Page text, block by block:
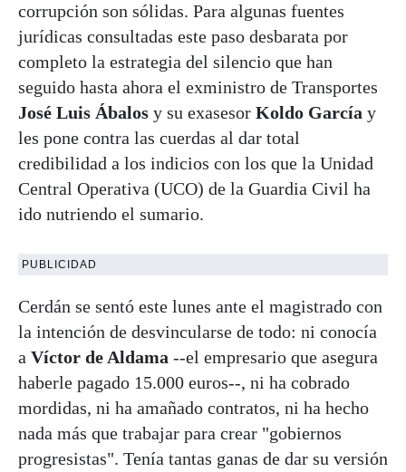
corrupción son sólidas. Para algunas fuentes
jurídicas consultadas este paso desbarata por
completo la estrategia del silencio que han
seguido hasta ahora el exministro de Transportes
José Luis Ábalos y su exasesor Koldo García y
les pone contra las cuerdas al dar total
credibilidad a los indicios con los que la Unidad
Central Operativa (UCO) de la Guardia Civil ha
ido nutriendo el sumario.
PUBLICIDAD
Cerdán se sentó este lunes ante el magistrado con
la intención de desvincularse de todo: ni conocía
a Víctor de Aldama --el empresario que asegura
haberle pagado 15.000 euros--, ni ha cobrado
mordidas, ni ha amañado contratos, ni ha hecho
nada más que trabajar para crear "gobiernos
progresistas". Tenía tantas ganas de dar su versión